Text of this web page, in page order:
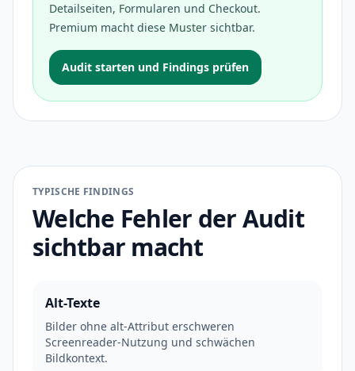
Detailseiten, Formularen und Checkout.
Premium macht diese Muster sichtbar.
Audit starten und Findings prüfen
TYPISCHE FINDINGS
Welche Fehler der Audit
sichtbar macht
Alt-Texte
Bilder ohne alt-Attribut erschweren
Screenreader-Nutzung und schwächen
Bildkontext.